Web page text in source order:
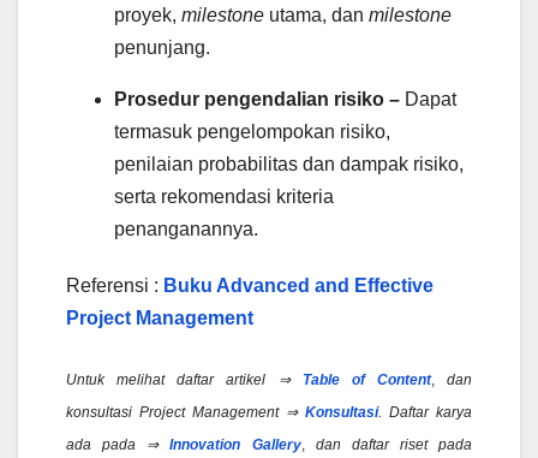
proyek, milestone utama, dan milestone
penunjang.
Prosedur pengendalian risiko – Dapat
termasuk pengelompokan risiko,
penilaian probabilitas dan dampak risiko,
serta rekomendasi kriteria
penanganannya.
Referensi : Buku Advanced and Effective
Project Management
Untuk melihat daftar artikel ⇒ Table of Content, dan
konsultasi Project Management ⇒ Konsultasi. Daftar karya
ada pada ⇒Innovation Gallery, dan daftar riset pada